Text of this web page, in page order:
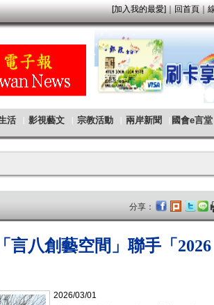
分享：
言八創藝空間」聯手「2026
2026/03/01